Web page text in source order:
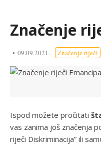
Značenje
09.09.2021. Značenje riječi
Ispod možete pročitati
vas zanima još značenja
riječi Diskriminacija” ili